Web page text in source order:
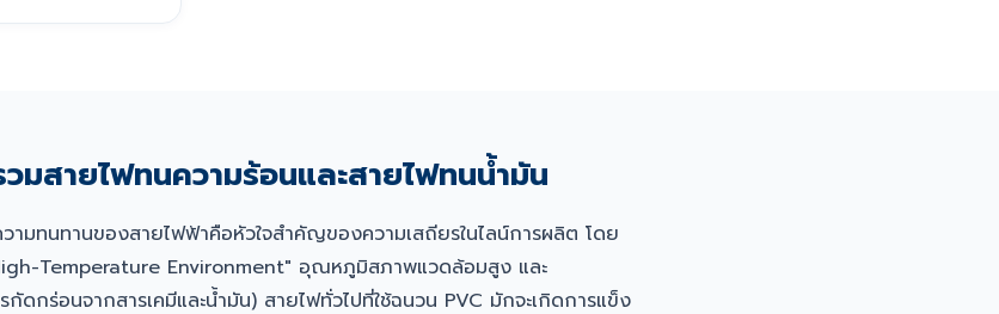
มสายไฟทนความร้อนและสายไฟทนน้ำมัน
ามทนทานของสายไฟฟ้าคือหัวใจสำคัญของความเสถียรในไลน์การผลิต โดย
Temperature Environment" อุณหภูมิสภาพแวดล้อมสูง และ
กร่อนจากสารเคมีและน้ำมัน) สายไฟทั่วไปที่ใช้ฉนวน PVC มักจะเกิดการแข็ง